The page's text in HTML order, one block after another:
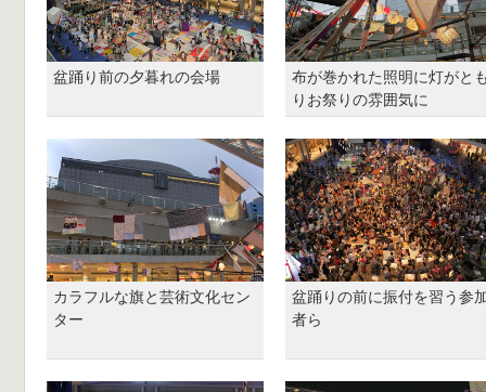
盆踊り前の夕暮れの会場
布が巻かれた照明に灯がと
りお祭りの雰囲気に
カラフルな旗と芸術文化セン
ター
盆踊りの前に振付を習う参
者ら